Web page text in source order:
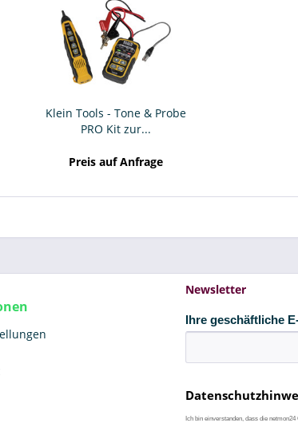
Klein Tools - Tone & Probe
PRO Kit zur...
Preis auf Anfrage
Newsletter
Ihre geschäftliche
Ich bin einverstanden, dass die